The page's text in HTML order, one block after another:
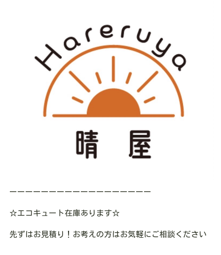
ーーーーーーーーーーーーーーーーーー
☆エコキュート在庫あります☆
先ずはお見積り！お考えの方はお気軽にご相談ください